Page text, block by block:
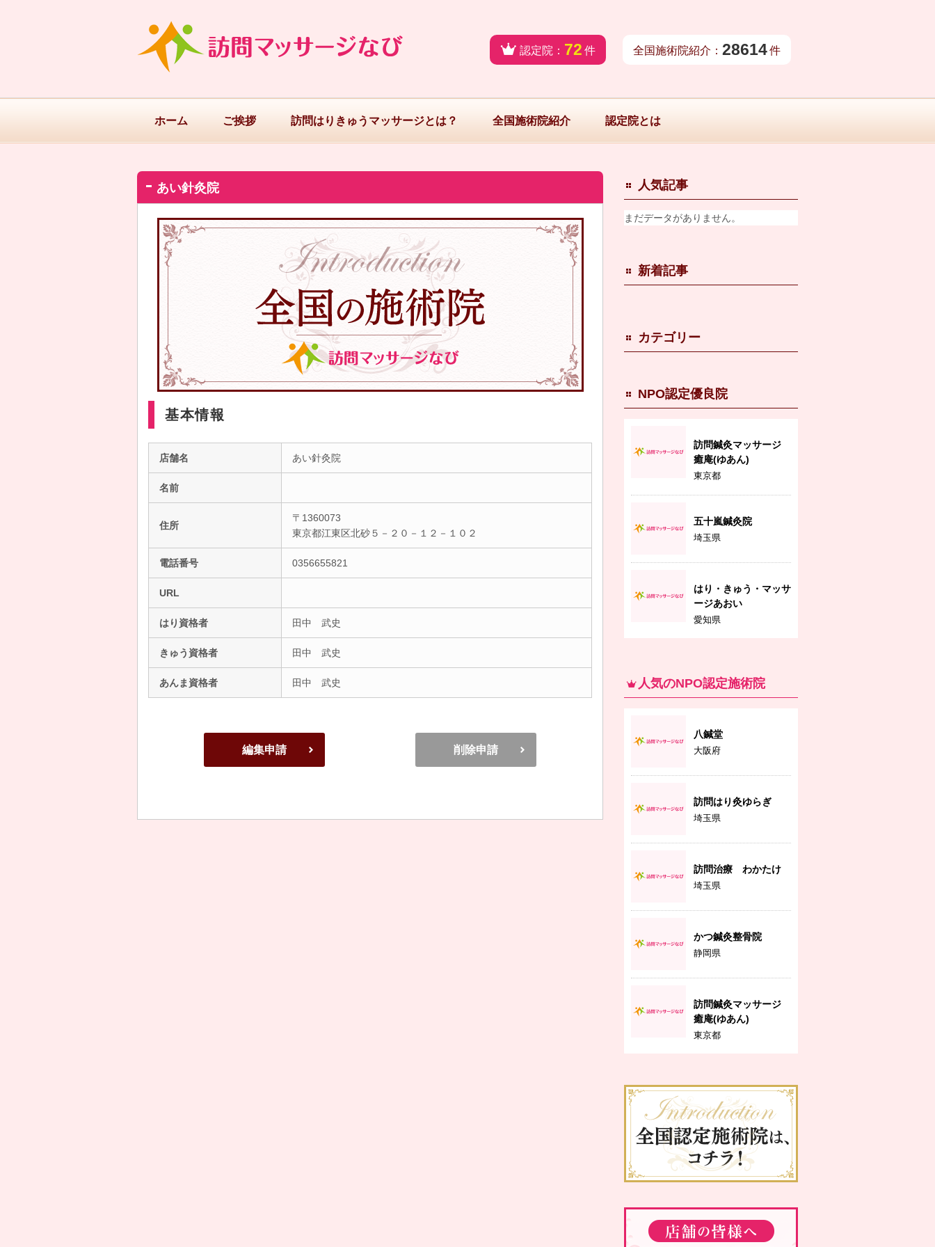
認定院： 72 件 全国施術院紹介： 28614件
ホーム ご挨拶 訪問はりきゅうマッサージとは？ 全国施術院紹介 認定院とは
あい針灸院
基本情報
店舗名 あい針灸院
名前
住所
〒1360073
東京都江東区北砂５－２０－１２－１０２
電話番号 0356655821
URL
はり資格者 田中 武史
きゅう資格者 田中 武史
あんま資格者 田中 武史
編集申請 削除申請
人気記事
まだデータがありません。
新着記事
カテゴリー
NPO認定優良院
訪問鍼灸マッサージ
癒庵(ゆあん)
東京都
五十嵐鍼灸院
埼玉県
はり・きゅう・マッサ
ージあおい
愛知県
人気のNPO認定施術院
八鍼堂
大阪府
訪問はり灸ゆらぎ
埼玉県
訪問治療 わかたけ
埼玉県
かつ鍼灸整骨院
静岡県
訪問鍼灸マッサージ
癒庵(ゆあん)
東京都